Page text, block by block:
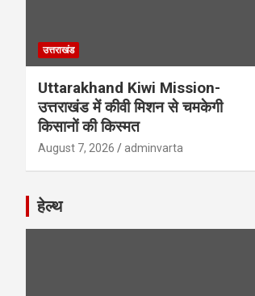
उत्तराखंड
Uttarakhand Kiwi Mission-
उत्तराखंड में कीवी मिशन से चमकेगी
किसानों की किस्मत
August 7, 2026 adminvarta
हेल्थ